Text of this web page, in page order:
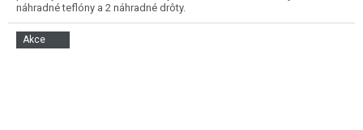
náhradné teflóny a 2 náhradné drôty.
Akce